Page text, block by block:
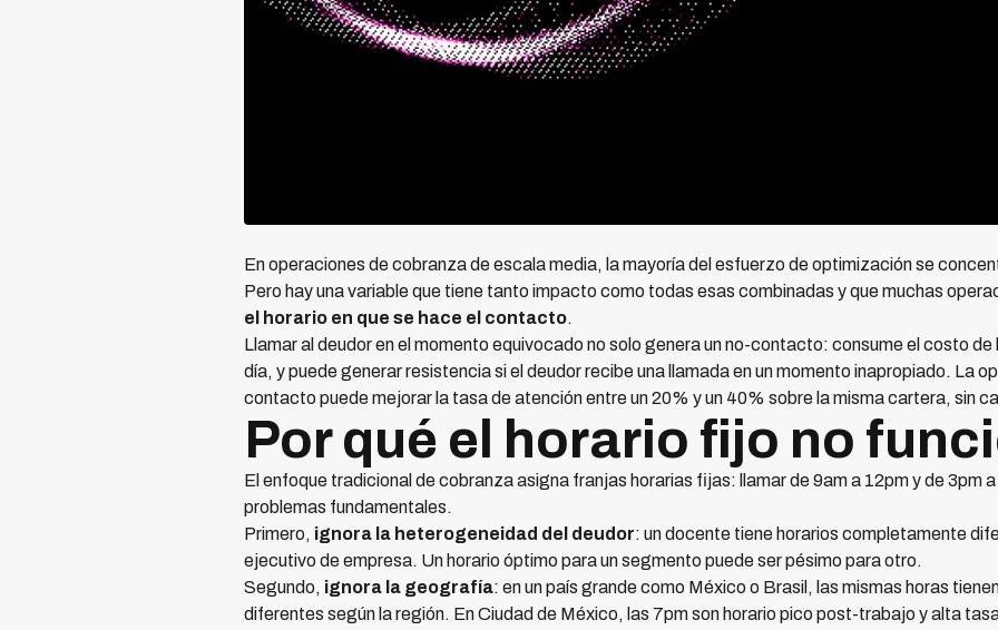
En operaciones de cobranza de escala media, la mayoría del esfuerzo de optimización se
Pero hay una variable que tiene tanto impacto como todas esas combinadas y que muchas
el horario en que se hace el contacto.
Llamar al deudor en el momento equivocado no solo genera un no-contacto: consume el costo
día, y puede generar resistencia si el deudor recibe una llamada en un momento inapropiado. La
contacto puede mejorar la tasa de atención entre un 20% y un 40% sobre la misma cartera, sin
Por qué el horario fijo no
El enfoque tradicional de cobranza asigna franjas horarias fijas: llamar de 9am a 12pm y de 3pm
problemas fundamentales.
Primero, ignora la heterogeneidad del deudor: un docente tiene horarios completamente
ejecutivo de empresa. Un horario óptimo para un segmento puede ser pésimo para otro.
Segundo, ignora la geografía: en un país grande como México o Brasil, las mismas horas
diferentes según la región. En Ciudad de México, las 7pm son horario pico post-trabajo y alta